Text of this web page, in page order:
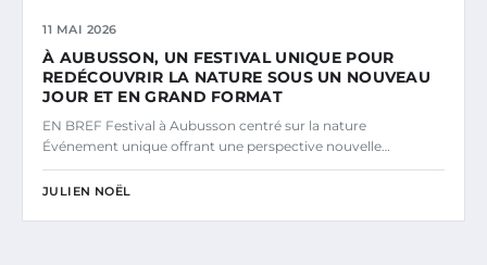
11 MAI 2026
À AUBUSSON, UN FESTIVAL UNIQUE POUR
REDÉCOUVRIR LA NATURE SOUS UN NOUVEAU
JOUR ET EN GRAND FORMAT
EN BREF Festival à Aubusson centré sur la nature
Événement unique offrant une perspective nouvelle…
JULIEN NOËL